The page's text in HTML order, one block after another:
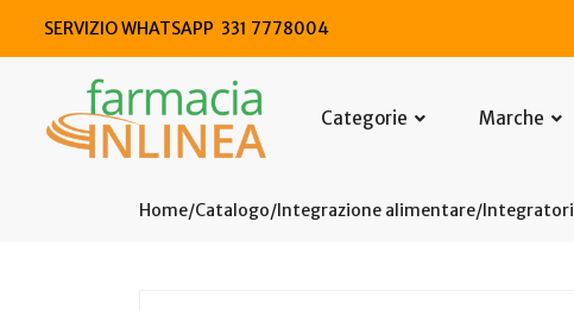
SERVIZIO WHATSAPP 331 7778004
Categorie Marche
Home Catalogo/Integrazione alimentare/Integratori